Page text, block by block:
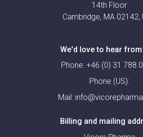
14th Floor
Cambridge, MA 02142,
We'd love to hear from
Phone: +46 (0) 31 788
Phone (US):
Mail:
Billing and mailing